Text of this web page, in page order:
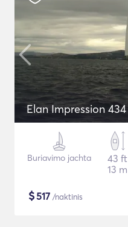
Elan Impression 434
Buriavimo jachta
43 ft
13 m
$517 /naktinis